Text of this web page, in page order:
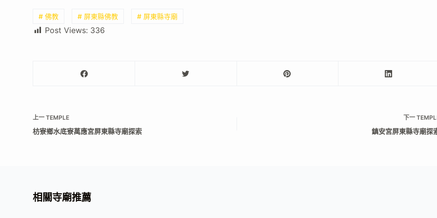
# 佛教 # 屏東縣佛教 # 屏東縣寺廟
Post Views: 336
上一TEMPLE
枋寮鄉水底寮萬應宮屏東縣寺廟探索
下一
鎮安宮屏東縣寺廟探
相關寺廟推薦